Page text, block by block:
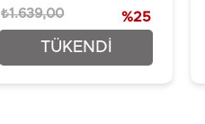
TÜKENDI
₺1.229,25
₺1.639,00 %25